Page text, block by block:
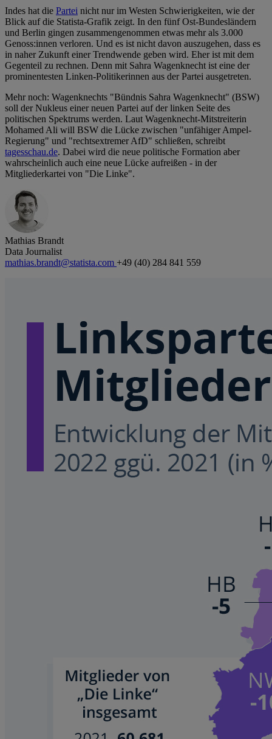
Indes hat die Partei nicht nur im Westen Schwierigkeiten, wie der
Blick auf die Statista-Grafik zeigt. In den fünf Ost-Bundesländern
und Berlin gingen zusammengenommen etwas mehr als 3.000
Genoss:innen verloren. Und es ist nicht davon auszugehen, dass es
in naher Zukunft einer Trendwende geben wird. Eher ist mit dem
Gegenteil zu rechnen. Denn mit Sahra Wagenknecht ist eine der
prominentesten Linken-Politikerinnen aus der Partei ausgetreten.
Mehr noch: Wagenknechts "Bündnis Sahra Wagenknecht" (BSW)
soll der Nukleus einer neuen Partei auf der linken Seite des
politischen Spektrums werden. Laut Wagenknecht-Mitstreiterin
Mohamed Ali will BSW die Lücke zwischen "unfähiger Ampel-
Regierung" und "rechtsextremer AfD" schließen, schreibt
tagesschau.de. Dabei wird die neue politische Formation aber
wahrscheinlich auch eine neue Lücke aufreißen - in der
Mitgliederkartei von "Die Linke".
Mathias Brandt
Data Journalist
mathias.brandt@statista.com +49 (40) 284 841 559